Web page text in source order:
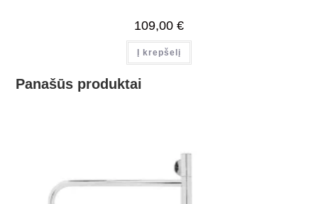
109,00 €
Į krepšelį
Panašūs produktai